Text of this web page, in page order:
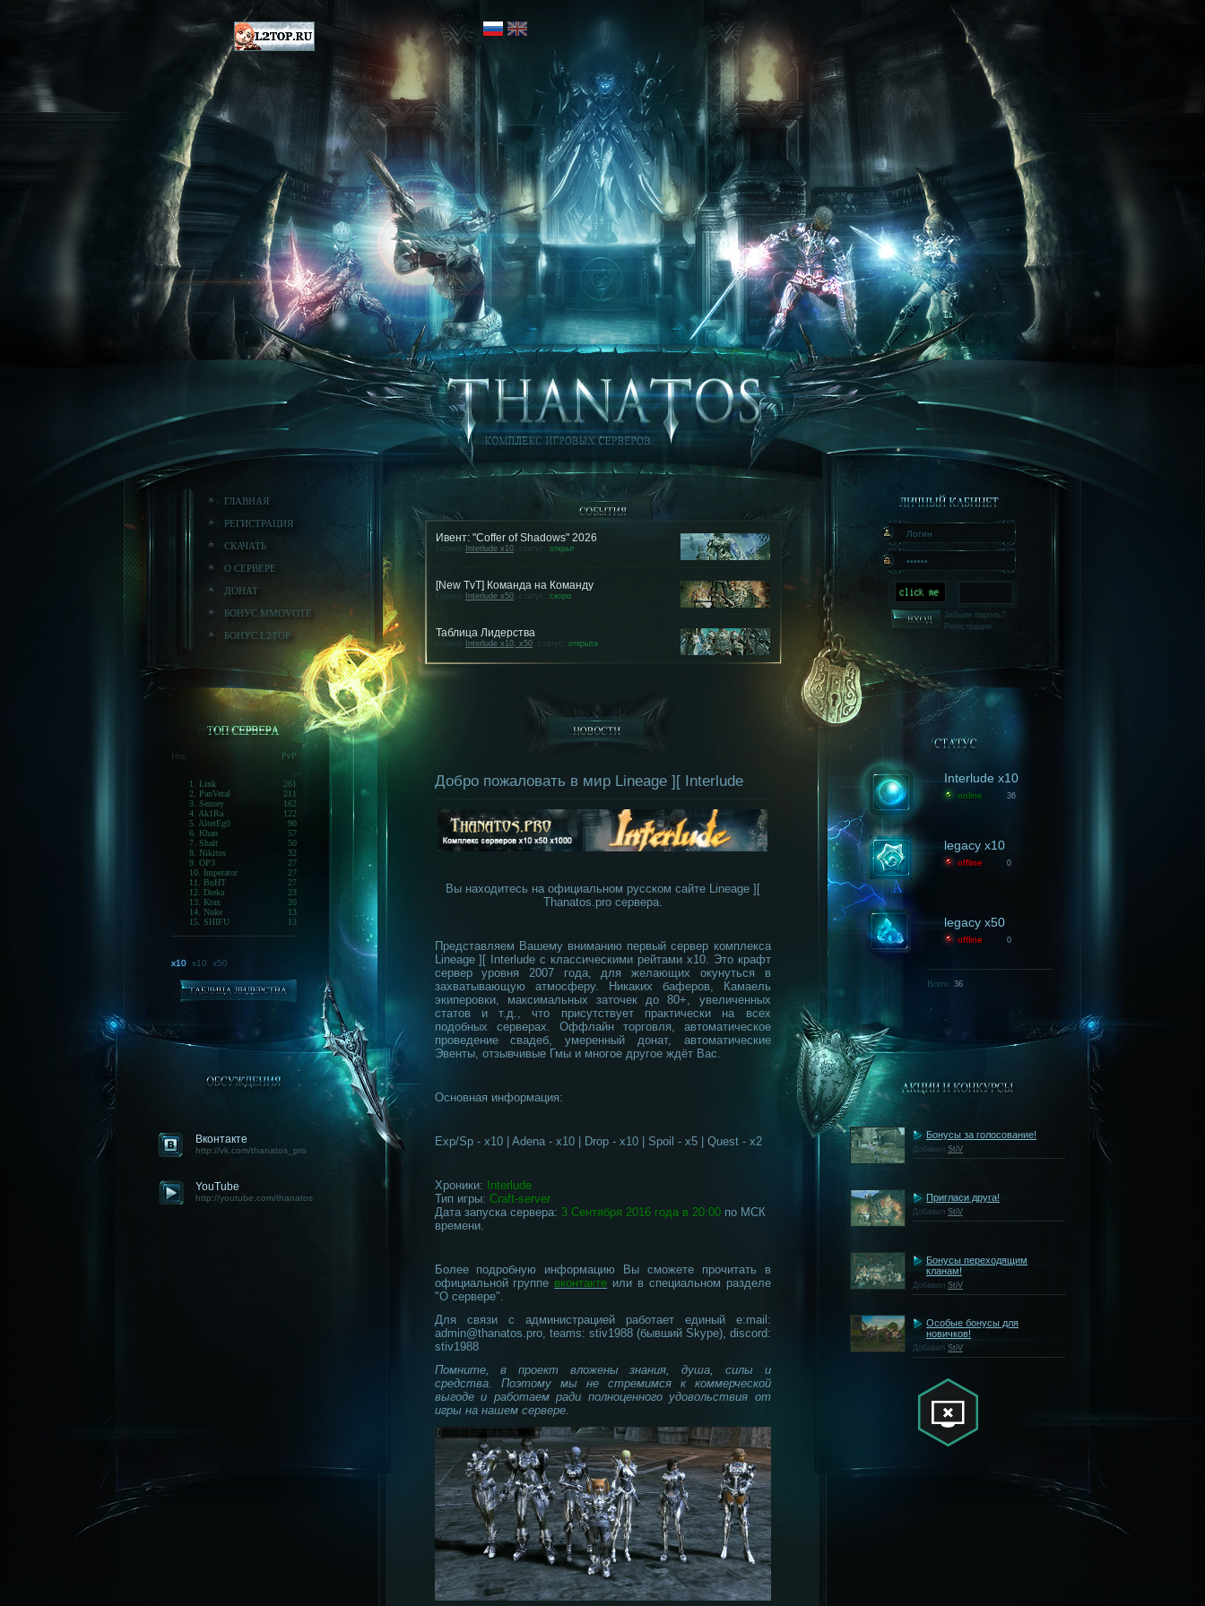
ГЛАВНАЯ
РЕГИСТРАЦИЯ
СКАЧАТЬ
О СЕРВЕРЕ
ДОНАТ
БОНУС MMOVOTE
БОНУС L2TOP
Ник PvP
1. Link
261
2. PanVetal
211
3. Sensey
162
4. Ak1Ra
122
5. AlterEg0
90
6. Khan
57
7. Shalt
50
8. Nikitos
32
9. OP3
27
10. Imperator
27
11. BuHT
27
12. Dreka
23
13. Krax
20
14. Nuke
13
15. SHIFU
13
x10 x10 x50
Вконтакте
http://vk.com/thanatos_pro
YouTube
http://youtube.com/thanatos
Забыли пароль?
Регистрация
Interlude x10
online 36
legacy x10
offline 0
legacy x50
offline 0
Всего: 36
Бонусы за голосование!
Добавил StiV
Пригласи друга!
Добавил StiV
Бонусы переходящим
кланам!
Добавил StiV
Особые бонусы для
новичков!
Добавил StiV
Ивент: "Coffer of Shadows" 2026
сервер Interlude x10, статус: открыт
[New TvT] Команда на Команду
сервер Interlude x50, статус: скоро
Таблица Лидерства
сервер Interlude x10, x50, статус: открыта
Добро пожаловать в мир Lineage ][ Interlude
Вы находитесь на официальном русском сайте Lineage ][
Thanatos.pro сервера.
Представляем Вашему вниманию первый сервер комплекса
Lineage ][ Interlude с классическими рейтами x10. Это крафт
сервер уровня 2007 года, для желающих окунуться в
захватывающую атмосферу. Никаких баферов, Камаель
экиперовки, максимальных заточек до 80+, увеличенных
статов и т.д., что присутствует практически на всех
подобных серверах. Оффлайн торговля, автоматическое
проведение свадеб, умеренный донат, автоматические
Эвенты, отзывчивые Гмы и многое другое ждёт Вас.
Основная информация:
Exp/Sp - x10 | Adena - x10 | Drop - x10 | Spoil - x5 | Quest - x2
Хроники:
Interlude
Тип игры: Craft-server
Дата запуска сервера: 3 Сентября 2016 года в 20:00по МСК
времени.
Более подробную информацию Вы сможете прочитать в
официальной группе вконтакте или в специальном разделе
"О сервере".
Для связи с администрацией работает единый e:mail:
admin@thanatos.pro, teams: stiv1988 (бывший Skype), discord:
stiv1988
Помните, в проект вложены знания, душа, силы и
средства. Поэтому мы не стремимся к коммерческой
выгоде и работаем ради полноценного удовольствия от
игры на нашем сервере.